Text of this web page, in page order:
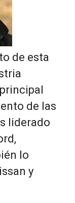
de esta
de las
liderado
lo
y